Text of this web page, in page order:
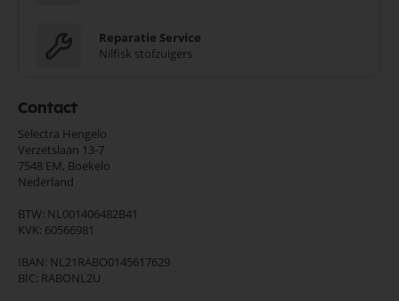
Reparatie Service
Nilfisk stofzuigers
Contact
Selectra Hengelo
Verzetslaan 13-7
7548 EM, Boekelo
Nederland
BTW: NL001406482B41
KVK: 60566981
IBAN: NL21RABO0145617629
BIC: RABONL2U